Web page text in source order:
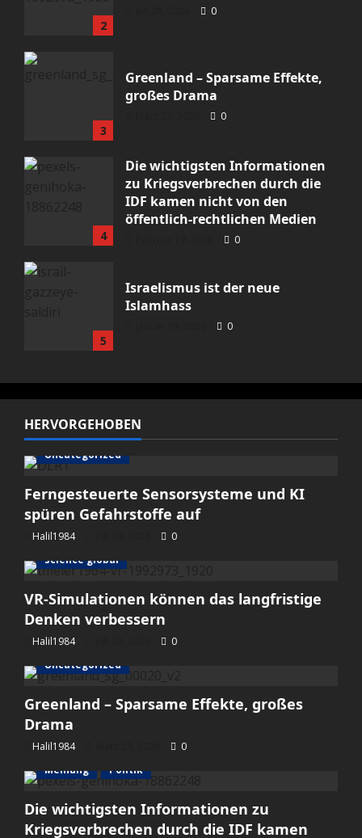
2
0
3
Greenland – Sparsame Effekte,
großes Drama
0
4
Die wichtigsten Informationen
zu Kriegsverbrechen durch die
IDF kamen nicht von den
öffentlich-rechtlichen Medien
0
5
Israelismus ist der neue
Islamhass
0
HERVORGEHOBEN
Uncategorized
Ferngesteuerte Sensorsysteme und KI
spüren Gefahrstoffe auf
Halil1984
0
science global
VR-Simulationen können das langfristige
Denken verbessern
Halil1984
0
Uncategorized
Greenland – Sparsame Effekte, großes
Drama
Halil1984
0
Meinung
Politik
Die wichtigsten Informationen zu
Kriegsverbrechen durch die IDF kamen